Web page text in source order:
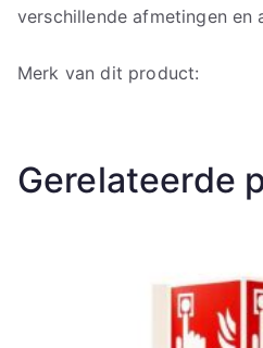
verschillende afmetingen en
Merk van dit product:
Gerelateerde